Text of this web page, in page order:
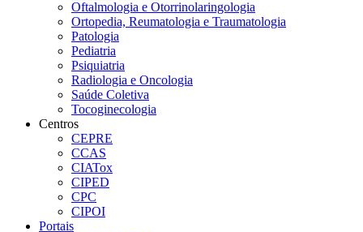
Oftalmologia e Otorrinolaringologia
Ortopedia, Reumatologia e Traumatologia
Patologia
Pediatria
Psiquiatria
Radiologia e Oncologia
Saúde Coletiva
Tocoginecologia
Centros
CEPRE
CCAS
CIATox
CIPED
CPC
CIPOI
Portais